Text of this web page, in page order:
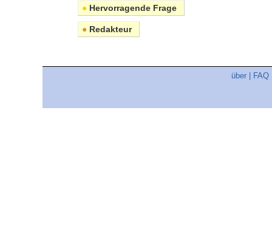
● Hervorragende Frage
● Redakteur
über FAQ